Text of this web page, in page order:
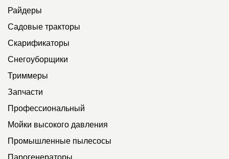
Райдеры
Садовые тракторы
Скарификаторы
Снегоуборщики
Триммеры
Запчасти
Профессиональный
Мойки высокого давления
Промышленные пылесосы
Парогенераторы